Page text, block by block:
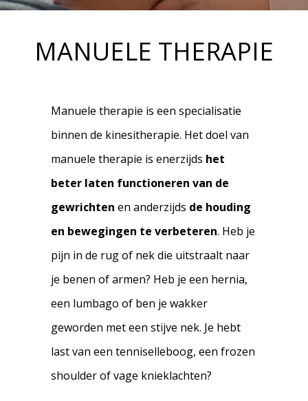
MANUELE THERAPIE
Manuele therapie is een specialisatie
binnen de kinesitherapie. Het doel van
manuele therapie is enerzijds het
beter laten functioneren van de
gewrichten en anderzijds de houding
en bewegingen te verbeteren. Heb je
pijn in de rug of nek die uitstraalt naar
je benen of armen? Heb je een hernia,
een lumbago of ben je wakker
geworden met een stijve nek. Je hebt
last van een tenniselleboog, een frozen
shoulder of vage knieklachten?